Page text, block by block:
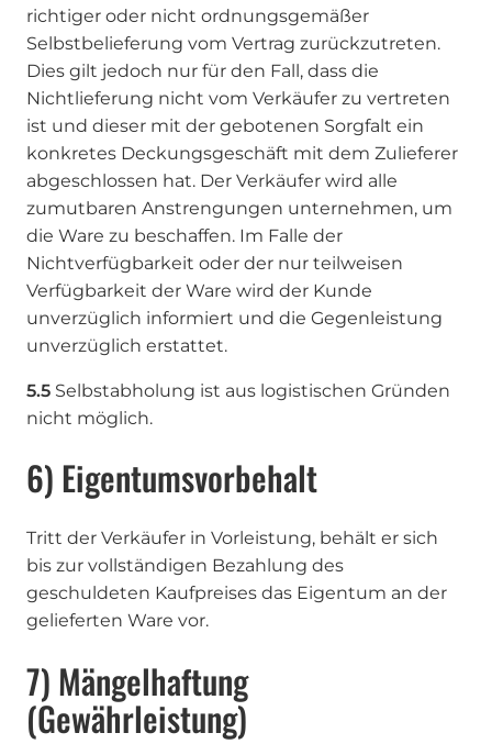
richtiger oder nicht ordnungsgemäßer
Selbstbelieferung vom Vertrag zurückzutreten.
Dies gilt jedoch nur für den Fall, dass die
Nichtlieferung nicht vom Verkäufer zu vertreten
ist und dieser mit der gebotenen Sorgfalt ein
konkretes Deckungsgeschäft mit dem Zulieferer
abgeschlossen hat. Der Verkäufer wird alle
zumutbaren Anstrengungen unternehmen, um
die Ware zu beschaffen. Im Falle der
Nichtverfügbarkeit oder der nur teilweisen
Verfügbarkeit der Ware wird der Kunde
unverzüglich informiert und die Gegenleistung
unverzüglich erstattet.
5.5 Selbstabholung ist aus logistischen Gründen
nicht möglich.
6) Eigentumsvorbehalt
Tritt der Verkäufer in Vorleistung, behält er sich
bis zur vollständigen Bezahlung des
geschuldeten Kaufpreises das Eigentum an der
gelieferten Ware vor.
7) Mängelhaftung
(Gewährleistung)